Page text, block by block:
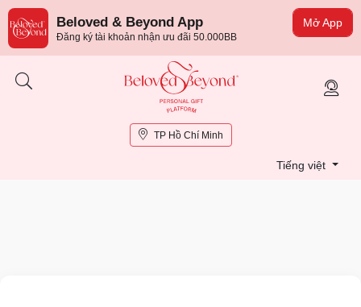
Mở App
Beloved & Beyond App
Đăng ký tài khoản nhận ưu đãi 50.000BB
TP Hồ Chí Minh
Tiếng việt